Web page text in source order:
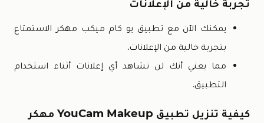
تجربة خالية من الإعلانات
يمكنك الآن مع تطبيق يو كام ميكب مهكر الاستمتاع
بتجربة خالية من الإعلانات.
مما يعني أنك لن تشاهد أي إعلانات أثناء استخدام
التطبيق.
كيفية تنزيل تطبيق YouCam Makeup مهكر